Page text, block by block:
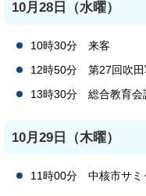
10月28日（水曜）
10時30分 来客
12時50分 第27回吹田
13時30分 総合教育会
10月29日（木曜）
11時00分 中核市サミ